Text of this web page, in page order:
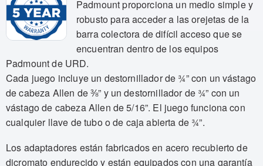
Padmount proporciona un medio simple y
robusto para acceder a las orejetas de la
barra colectora de difícil acceso que se
encuentran dentro de los equipos
Padmount de URD.
Cada juego incluye un destornillador de ¾” con un vástago
de cabeza Allen de ⅜” y un destornillador de ¾” con un
vástago de cabeza Allen de 5/16”. El juego funciona con
cualquier llave de tubo o de caja abierta de ¾”.
Los adaptadores están fabricados en acero recubierto de
dicromato endurecido y están equipados con una garantía